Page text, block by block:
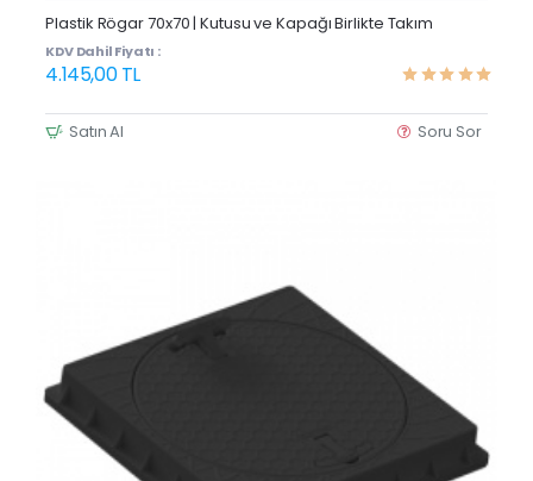
Plastik Rögar 70x70 | Kutusu ve Kapağı Birlikte Takım
KDV Dahil Fiyatı :
4.145,00 TL
Satın Al Soru Sor